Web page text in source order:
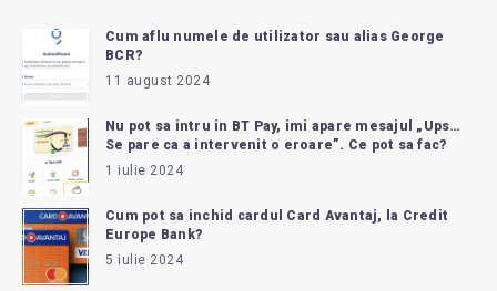
Cum aflu numele de utilizator sau alias George
BCR?
11 august 2024
Nu pot sa intru in BT Pay, imi apare mesajul „Ups…
Se pare ca a intervenit o eroare”. Ce pot sa fac?
1 iulie 2024
Cum pot sa inchid cardul Card Avantaj, la Credit
Europe Bank?
5 iulie 2024